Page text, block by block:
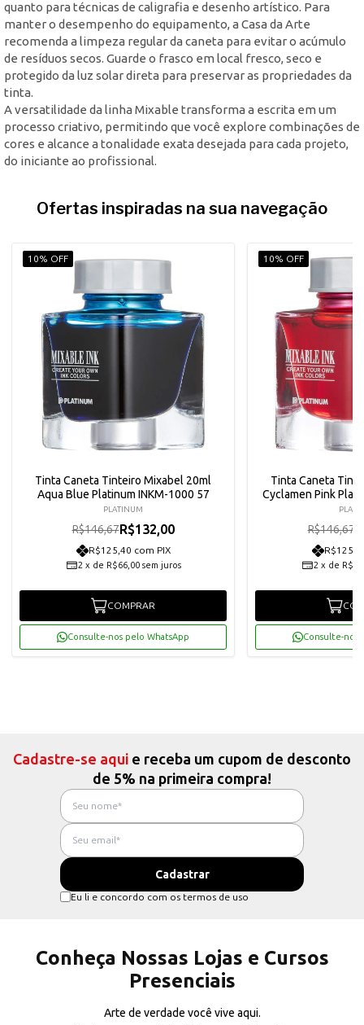
quanto para técnicas de caligrafia e desenho artístico. Para
manter o desempenho do equipamento, a Casa da Arte
recomenda a limpeza regular da caneta para evitar o acúmulo
de resíduos secos. Guarde o frasco em local fresco, seco e
protegido da luz solar direta para preservar as propriedades da
tinta.
A versatilidade da linha Mixable transforma a escrita em um
processo criativo, permitindo que você explore combinações de
cores e alcance a tonalidade exata desejada para cada projeto,
do iniciante ao profissional.
Ofertas inspiradas na sua navegação
10% OFF
Tinta Caneta Tinteiro Mixabel 20ml
Aqua Blue Platinum INKM-1000 57
PLATINUM
R$146,67R$132,00
R$125,40 com PIX
2 x de R$66,00 sem juros
COMPRAR
Consulte-nos pelo WhatsApp
10% OFF
Tinta Caneta
Cyclamen Pink
R$146,67
2 x de
Consulte-nos
Cadastre-se aqui e receba um cupom de desconto
de 5% na primeira compra!
Eu li e concordo com os termos de uso
Conheça Nossas Lojas e Cursos
Presenciais
Arte de verdade você vive aqui.